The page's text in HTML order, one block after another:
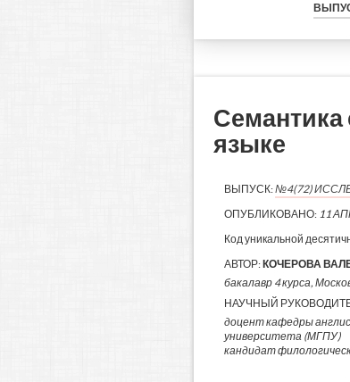
Семантика
языке
ВЫПУСК:№4(72)
ОПУБЛИКОВАНО: 11
Код уникальной
АВТОР: КОЧЕРОВА
бакалавр 4 курса,
НАУЧНЫЙ
доцент кафедры
университета (МГПУ)
кандидат